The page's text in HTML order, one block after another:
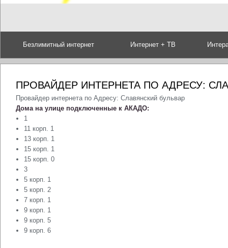
Безлимитный интернет Интернет + ТВ
ПРОВАЙДЕР ИНТЕРНЕТА ПО АДРЕСУ:
Провайдер интернета по Адресу: Славянский бульвар
Дома на улице подключенные к АКАДО:
1
11 корп. 1
13 корп. 1
15 корп. 1
15 корп. 0
3
5 корп. 1
5 корп. 2
7 корп. 1
9 корп. 1
9 корп. 5
9 корп. 6